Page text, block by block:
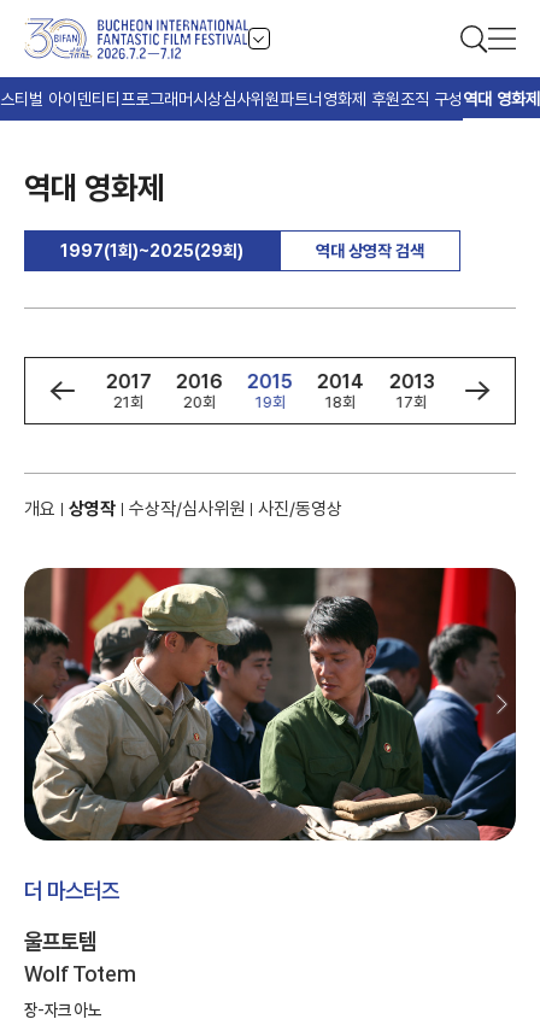
티벌 아이덴티티 프로그래머시상심사위원파트너 영화제 후원조직 구성역대 영화제
역대 영화제
1997(1회)~2025(29회) 역대 상영작 검색
2018
22회
2017
21회
2016
20회
2015
19회
2014
18회
2013
17회
2012
16회
개요 상영작 수상작/심사위원 사진/동영상
더 마스터즈
울프토템
Wolf Totem
장-자크 아노